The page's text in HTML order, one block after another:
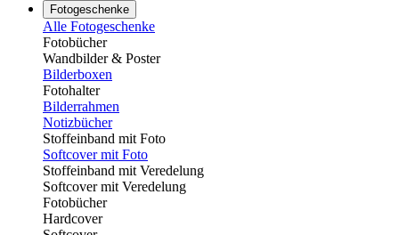
Fotogeschenke
Alle Fotogeschenke
Fotobücher
Wandbilder & Poster
Bilderboxen
Fotohalter
Bilderrahmen
Notizbücher
Stoffeinband mit Foto
Softcover mit Foto
Stoffeinband mit Veredelung
Softcover mit Veredelung
Fotobücher
Hardcover